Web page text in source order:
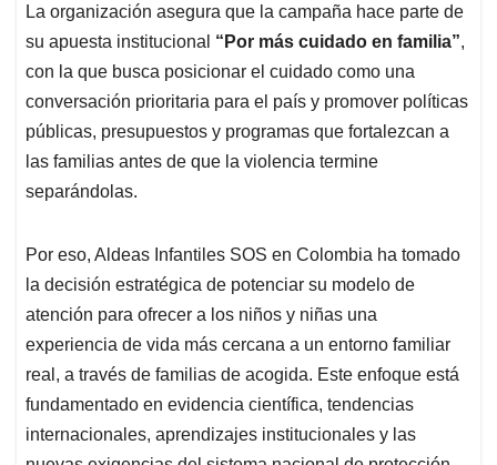
La organización asegura que la campaña hace parte de
su apuesta institucional “Por más cuidado en familia”,
con la que busca posicionar el cuidado como una
conversación prioritaria para el país y promover políticas
públicas, presupuestos y programas que fortalezcan a
las familias antes de que la violencia termine
separándolas.
Por eso, Aldeas Infantiles SOS en Colombia ha tomado
la decisión estratégica de potenciar su modelo de
atención para ofrecer a los niños y niñas una
experiencia de vida más cercana a un entorno familiar
real, a través de familias de acogida. Este enfoque está
fundamentado en evidencia científica, tendencias
internacionales, aprendizajes institucionales y las